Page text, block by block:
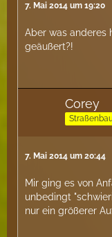
7. Mai 2014 um 19:20
Aber was anderes
geäußert?!
Corey
7. Mai 2014 um 20:44
Mir ging es von
unbedingt
nur ein größerer